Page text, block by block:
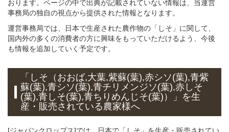
おります。ページの中で出典が記載されていない情報は、当運営
事務局の独自の視点から提供された情報となります。
運営事務局では、日本で生産された農作物の「しそ」に関して、
国内外の多くの消費者の方に興味をもっていただけるよう、今後
も情報を追加していく予定です。
「しそ（おおば,大葉,紫蘇(葉),赤シソ(葉),青紫
蘇(葉),青シソ(葉),青チリメンジソ(葉),赤しそ
(葉),青しそ(葉),青ちりめんじそ(葉)）」 を生
産・販売されている 農家様へ
[ジャパンクロップス]では、日本で「しそ」を生産・販売されてい